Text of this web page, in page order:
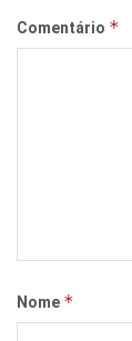
Comentário *
Nome *